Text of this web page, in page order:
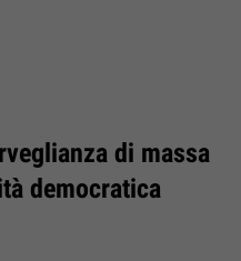
di massa
democratica